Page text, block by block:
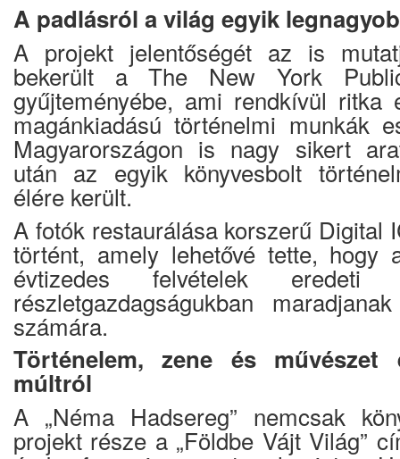
A padlásról a világ egyik
A projekt jelentőségét az is
bekerült a The New York
gyűjteményébe, ami rendkívül ritka
magánkiadású történelmi munkák
Magyarországon is nagy sikert
után az egyik könyvesbolt
élére került.
A fotók restaurálása korszerű Digital
történt, amely lehetővé tette, hogy
évtizedes felvételek eredeti
részletgazdagságukban
számára.
Történelem, zene és
múltról
A „Néma Hadsereg” nemcsak
projekt része a „Földbe Vájt Világ”